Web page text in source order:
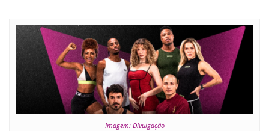
Imagem: Divulgação